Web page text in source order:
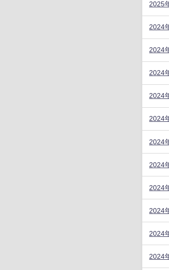
2025
2024
2024
2024
2024
2024
2024
2024
2024
2024
2024
2024